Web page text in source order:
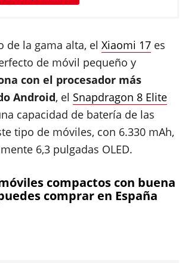
de la gama alta, el Xiaomi 17 es
de móvil pequeño y
con el procesador más
Android, el Snapdragon 8 Elite
capacidad de batería de las
tipo de móviles, con 6.330 mAh,
6,3 pulgadas OLED.
compactos con buena
comprar en España